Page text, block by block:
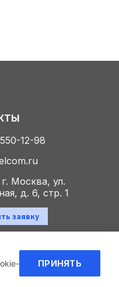
ПРИНЯТЬ
12-98
Москва, ул.
д. 6, стр. 1
заявку